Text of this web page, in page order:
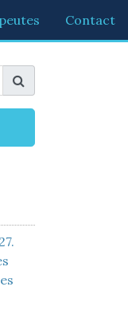
Contact